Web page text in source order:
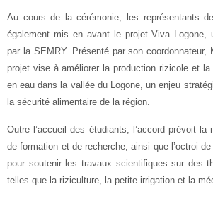
Au cours de la cérémonie, les représentants
également mis en avant le projet Viva Logone,
par la SEMRY. Présenté par son coordonnateur,
projet vise à améliorer la production rizicole et
en eau dans la vallée du Logone, un enjeu
la sécurité alimentaire de la région.
Outre l’accueil des étudiants, l’accord prévoit la
de formation et de recherche, ainsi que l’octroi
pour soutenir les travaux scientifiques sur des
telles que la riziculture, la petite irrigation et la